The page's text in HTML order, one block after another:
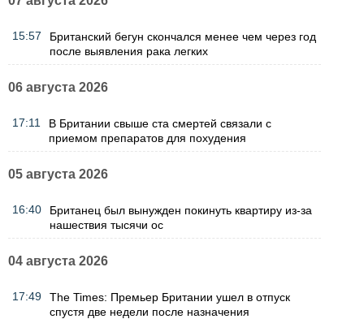
15:57
Британский бегун скончался менее чем через год
после выявления рака легких
06 августа 2026
17:11
В Британии свыше ста смертей связали с
приемом препаратов для похудения
05 августа 2026
16:40
Британец был вынужден покинуть квартиру из-за
нашествия тысячи ос
04 августа 2026
17:49
The Times: Премьер Британии ушел в отпуск
спустя две недели после назначения